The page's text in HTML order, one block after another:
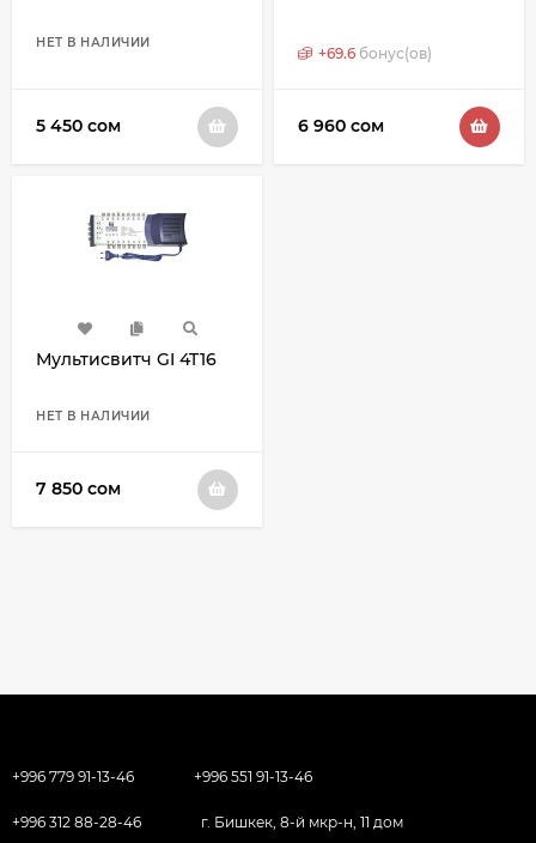
НЕТ В НАЛИЧИИ
5 450 сом
+69.6 бонус(ов)
6 960 сом
Мультисвитч GI 4T16
НЕТ В НАЛИЧИИ
7 850 сом
+996 779 91-13-46 +996 551 91-13-46
+996 312 88-28-46 г. Бишкек, 8-й мкр-н, 11 дом